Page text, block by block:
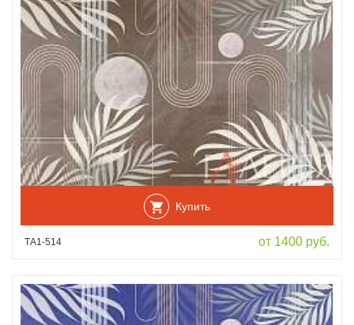
Купить
ТА1-514 от 1400 руб.